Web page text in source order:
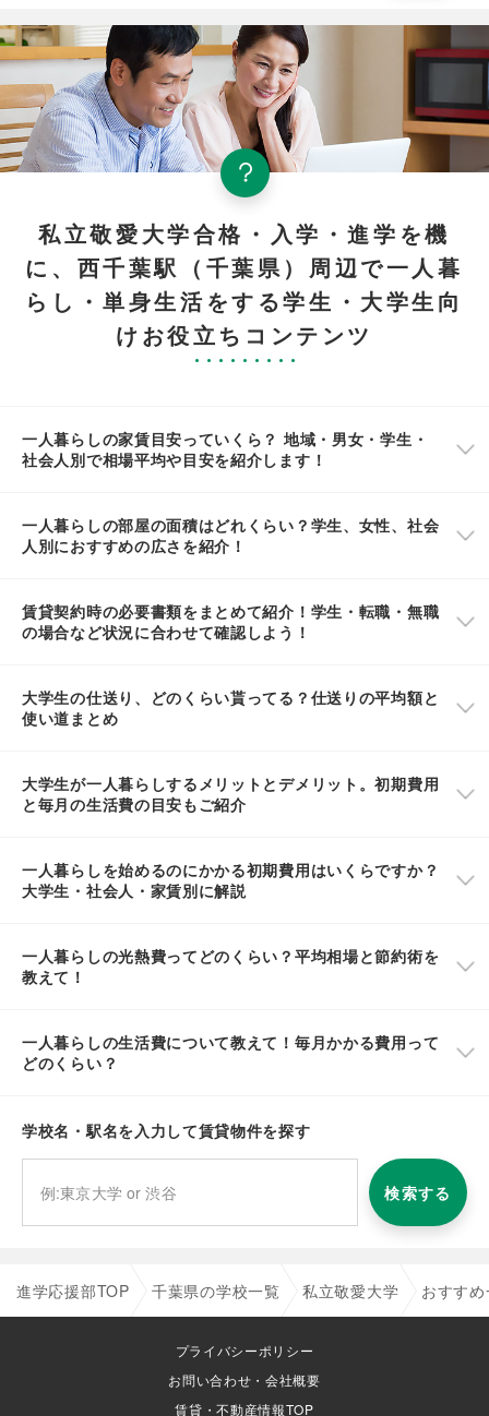
私立敬愛大学合格・入学・進学を機
に、西千葉駅（千葉県）周辺で一人暮
らし・単身生活をする学生・大学生向
けお役立ちコンテンツ
一人暮らしの家賃目安っていくら？ 地域・男女・学生・
社会人別で相場平均や目安を紹介します！
一人暮らしの部屋の面積はどれくらい？学生、女性、社会
人別におすすめの広さを紹介！
賃貸契約時の必要書類をまとめて紹介！学生・転職・無職
の場合など状況に合わせて確認しよう！
大学生の仕送り、どのくらい貰ってる？仕送りの平均額と
使い道まとめ
大学生が一人暮らしするメリットとデメリット。初期費用
と毎月の生活費の目安もご紹介
一人暮らしを始めるのにかかる初期費用はいくらですか？
大学生・社会人・家賃別に解説
一人暮らしの光熱費ってどのくらい？平均相場と節約術を
教えて！
一人暮らしの生活費について教えて！毎月かかる費用って
どのくらい？
学校名・駅名を入力して賃貸物件を探す
検索する
進学応援部TOP 千葉県の学校一覧 私立敬愛大学 おすす
プライバシーポリシー
お問い合わせ・会社概要
賃貸・不動産情報TOP